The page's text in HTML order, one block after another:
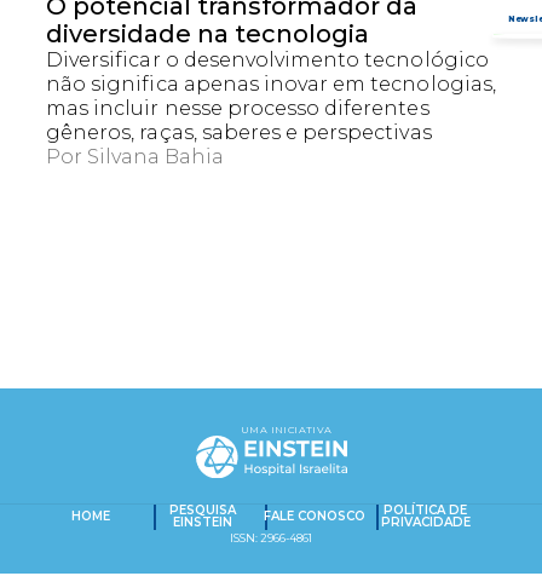
SEARCH IN TITLE
PESQUISAR NO CONTEÚDO
O potencial transformador da
diversidade na tecnologia
Diversificar o desenvolvimento tecnológico
não significa apenas inovar em tecnologias,
mas incluir nesse processo diferentes
gêneros, raças, saberes e perspectivas
Por Silvana Bahia
HOME PESQUISA
EINSTEIN FALE CONOSCO POLÍTICA DE
PRIVACIDADE
ISSN: 2966-4861
UMA INICIATIVA